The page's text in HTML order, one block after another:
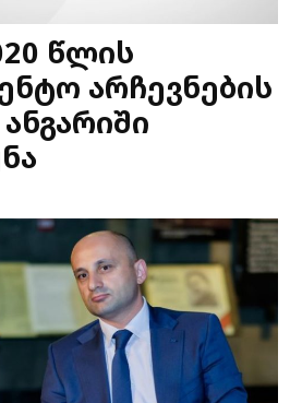
წლის
არჩევნების